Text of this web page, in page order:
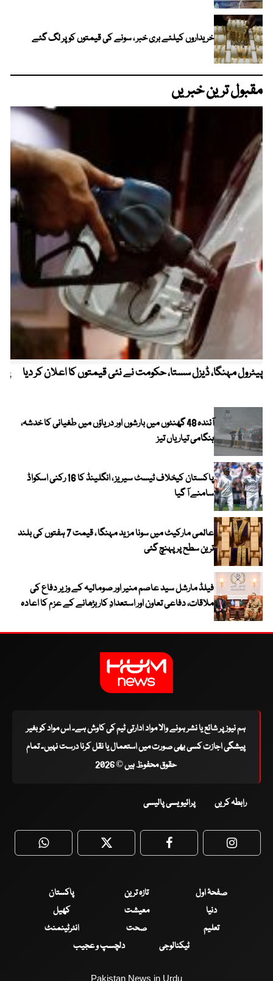
خریداروں کیلئے بری خبر ، سونے کی قیمتوں کو پر لگ گئے
مقبول ترین خبریں
پیٹرول مہنگا، ڈیزل سستا، حکومت نے نئی قیمتوں کا اعلان کر دیا
آئندہ 48 گھنٹوں میں بارشوں اور دریاؤں میں طغیانی کا خدشہ،
ہنگامی تیاریاں تیز
پاکستان کیخلاف ٹیسٹ سیریز ، انگلینڈ کا 16 رکنی اسکواڈ
سامنے آ گیا
عالمی مارکیٹ میں سونا مزید مہنگا ، قیمت 7 ہفتوں کی بلند
ترین سطح پر پہنچ گئی
فیلڈ مارشل سید عاصم منیر اور صومالیہ کے وزیر دفاع کی
ملاقات، دفاعی تعاون اور استعدادِ کار بڑھانے کے عزم کا اعادہ
ہم نیوز پر شائع یا نشر ہونے والا مواد ادارتی ٹیم کی کاوش ہے۔ اس مواد کو بغیر
پیشگی اجازت کسی بھی صورت میں استعمال یا نقل کرنا درست نہیں۔ تمام
حقوق محفوظ ہیں © 2026
رابطہ کریں پرائیویسی پالیسی
WhatsApp Twitter Facebook
صفحۂ اول تازہ ترین
پاکستان
دنیا
معیشت
کھیل
تعلیم
صحت
انٹرٹینمنٹ
ٹیکنالوجی
دلچسپ و عجیب
Pakistan News in Urdu